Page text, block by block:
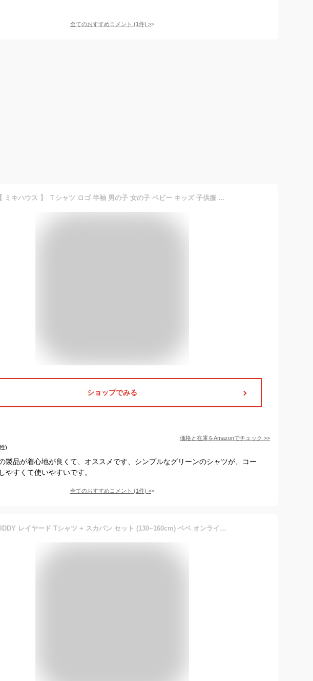
全てのおすすめコメント (1件) >
【 ミキハウス 】 Ｔシャツ ロゴ 半袖 男の子 女の子 ベビー キッズ 子供服 無地 ワンポイント シンプル 10-5229-577 110cm グリーン
ショップでみる
価格と在庫をAmazonでチェック >>
)
製品が着心地が良くて、オススメです、シンプルなグリーンのシャツが、コー
やすくて使いやすいです。
全てのおすすめコメント (1件) >
ZIDDY レイヤード Tシャツ + スカパン セット (130~160cm) ベベ オンライン ストア その他 その他 グリーン オレンジ【送料無料】